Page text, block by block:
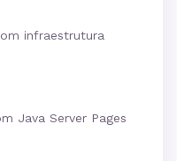
infraestrutura
Java Server Pages